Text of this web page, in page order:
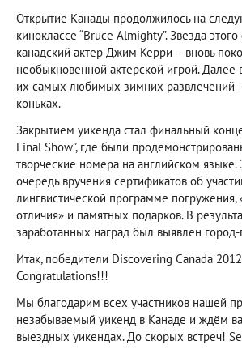
Открытие Канады продолжилось на
киноклассе “Bruce Almighty”. Звезда
канадский актер Джим Керри – вновь
необыкновенной актерской игрой.
их самых любимых зимних развлечений
коньках.
Закрытием уикенда стал финальный
Final Show”, где были
творческие номера на английском языке.
очередь вручения сертификатов об
лингвистической программе погружения,
отличия» и памятных подарков. В
заработанных наград был выявлен
Итак, победители Discovering Canada
Congratulations!!!
Мы благодарим всех участников нашей
незабываемый уикенд в Канаде и ждём
выездных уикендах. До скорых встреч!